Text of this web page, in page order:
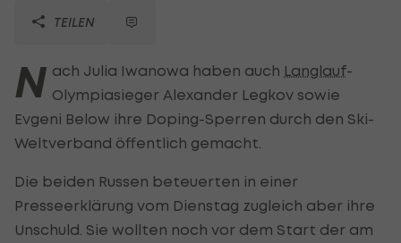
TEILEN
N ach Julia Iwanowa haben auch Langlauf-
Olympiasieger Alexander Legkov sowie
Evgeni Below ihre Doping-Sperren durch den Ski-
Weltverband öffentlich gemacht.
Die beiden Russen beteuerten in einer
Presseerklärung vom Dienstag zugleich aber ihre
Unschuld. Sie wollten noch vor dem Start der am